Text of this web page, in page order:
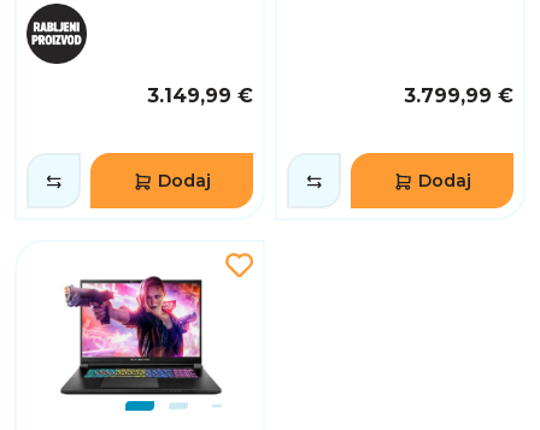
3.149,99 €
Dodaj
3.799,99 €
Dodaj